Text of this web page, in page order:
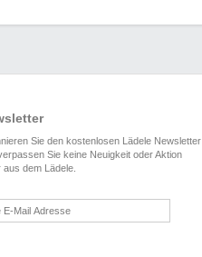
Sie den kostenlosen Lädele Newsletter
Sie keine Neuigkeit oder Aktion
aus dem Lädele.